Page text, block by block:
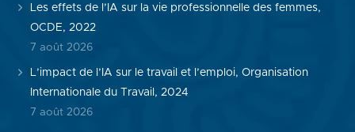
Les effets de l’IA sur la vie professionnelle des femmes,
OCDE, 2022
7 août 2026
L’impact de l’IA sur le travail et l’emploi, Organisation
Internationale du Travail, 2024
7 août 2026